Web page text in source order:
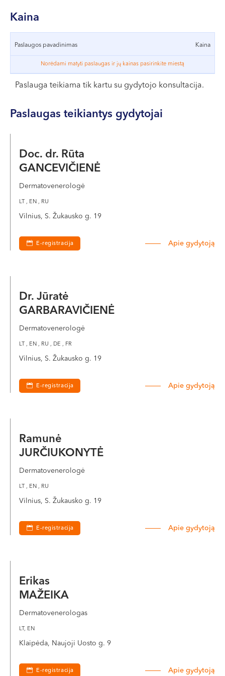
Klaipėda
I-V 08:00 - 20:00
Darbo laikas:
VII --
Kretinga
J. Basanavičiaus g. 80
Darbo laikas:
I-V 08:00 - 20:00
Kaina
Paslaugos pavadinimas Kaina
Norėdami matyti paslaugas ir jų kainas pasirinkite miestą
Paslauga teikiama tik kartu su gydytojo konsultacija.
Paslaugas teikiantys gydytojai
Doc. dr. Rūta
GANCEVIČIENĖ
Dermatovenerologė
LT , EN , RU
Vilnius, S. Žukausko g. 19
E-registracija Apie gydytoją
Dr. Jūratė
GARBARAVIČIENĖ
Dermatovenerologė
LT , EN , RU , DE , FR
Vilnius, S. Žukausko g. 19
E-registracija Apie gydytoją
Ramunė
JURČIUKONYTĖ
Dermatovenerologė
LT , EN , RU
Vilnius, S. Žukausko g. 19
E-registracija Apie gydytoją
Erikas
MAŽEIKA
Dermatovenerologas
LT, EN
Klaipėda, Naujoji Uosto g. 9
E-registracija Apie gydytoją